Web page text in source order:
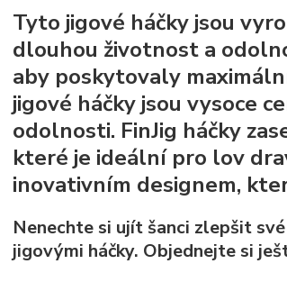
Tyto jigové háčky jsou
dlouhou životnost a
aby poskytovaly
jigové háčky jsou vysoce
odolnosti. FinJig háčky
které je ideální pro lov
inovativním designem,
Nenechte si ujít šanci zlepšit
jigovými háčky. Objednejte si